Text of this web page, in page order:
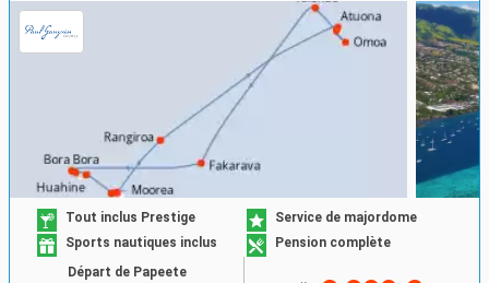
Tout inclus Prestige
Service de majordome
Sports nautiques inclus
Pension complète
Départ de Papeete